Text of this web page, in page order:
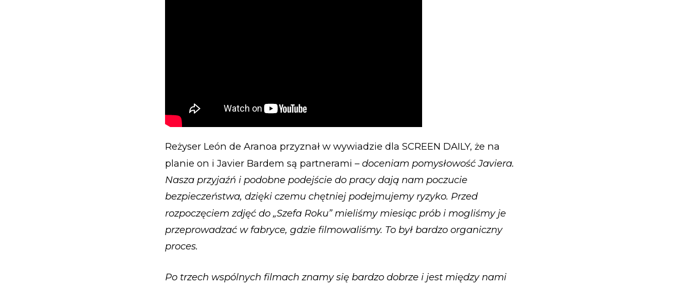
Reżyser León de Aranoa przyznał w wywiadzie dla SCREEN DAILY, że na
planie on i Javier Bardem są partnerami –doceniam pomysłowość Javiera.
Nasza przyjaźń i podobne podejście do pracy dają nam poczucie
bezpieczeństwa, dzięki czemu chętniej podejmujemy ryzyko. Przed
rozpoczęciem zdjęć do „Szefa Roku” mieliśmy miesiąc prób i mogliśmy je
przeprowadzać w fabryce, gdzie filmowaliśmy. To był bardzo organiczny
proces.
Po trzech wspólnych filmach znamy się bardzo dobrze i jest między nami